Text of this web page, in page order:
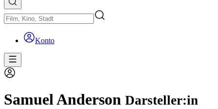
Konto
Samuel Anderson Darsteller:in